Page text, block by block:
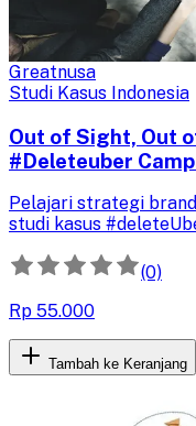
Greatnusa
Studi Kasus Indonesia
Out of Sight, Out
#Deleteuber
Pelajari strategi
studi kasus
pelanggan demi(0)
Rp 55.000
Tambah ke Keranjang